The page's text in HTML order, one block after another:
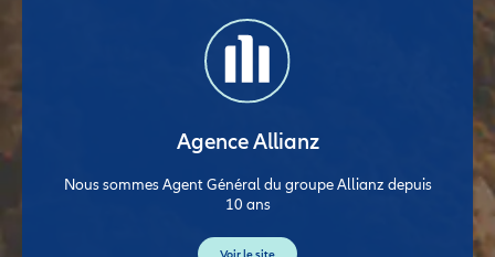
Agence Allianz
Nous sommes Agent Général du groupe Allianz depuis
10 ans
Voir le site